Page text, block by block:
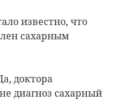
известно, что
сахарным
доктора
диагноз сахарный